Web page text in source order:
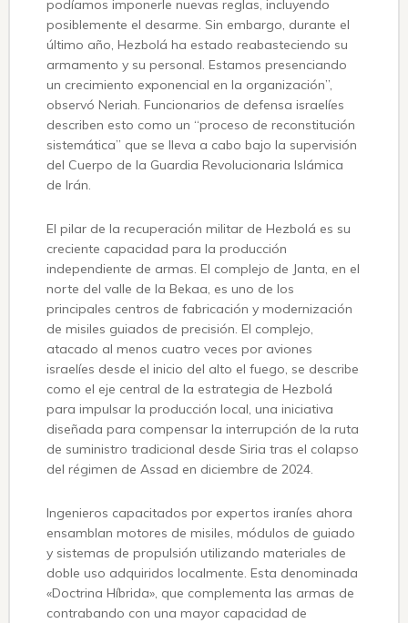
podíamos imponerle nuevas reglas, incluyendo
posiblemente el desarme. Sin embargo, durante el
último año, Hezbolá ha estado reabasteciendo su
armamento y su personal. Estamos presenciando
un crecimiento exponencial en la organización”,
observó Neriah. Funcionarios de defensa israelíes
describen esto como un “proceso de reconstitución
sistemática” que se lleva a cabo bajo la supervisión
del Cuerpo de la Guardia Revolucionaria Islámica
de Irán.
El pilar de la recuperación militar de Hezbolá es su
creciente capacidad para la producción
independiente de armas. El complejo de Janta, en el
norte del valle de la Bekaa, es uno de los
principales centros de fabricación y modernización
de misiles guiados de precisión. El complejo,
atacado al menos cuatro veces por aviones
israelíes desde el inicio del alto el fuego, se describe
como el eje central de la estrategia de Hezbolá
para impulsar la producción local, una iniciativa
diseñada para compensar la interrupción de la ruta
de suministro tradicional desde Siria tras el colapso
del régimen de Assad en diciembre de 2024.
Ingenieros capacitados por expertos iraníes ahora
ensamblan motores de misiles, módulos de guiado
y sistemas de propulsión utilizando materiales de
doble uso adquiridos localmente. Esta denominada
«Doctrina Híbrida», que complementa las armas de
contrabando con una mayor capacidad de